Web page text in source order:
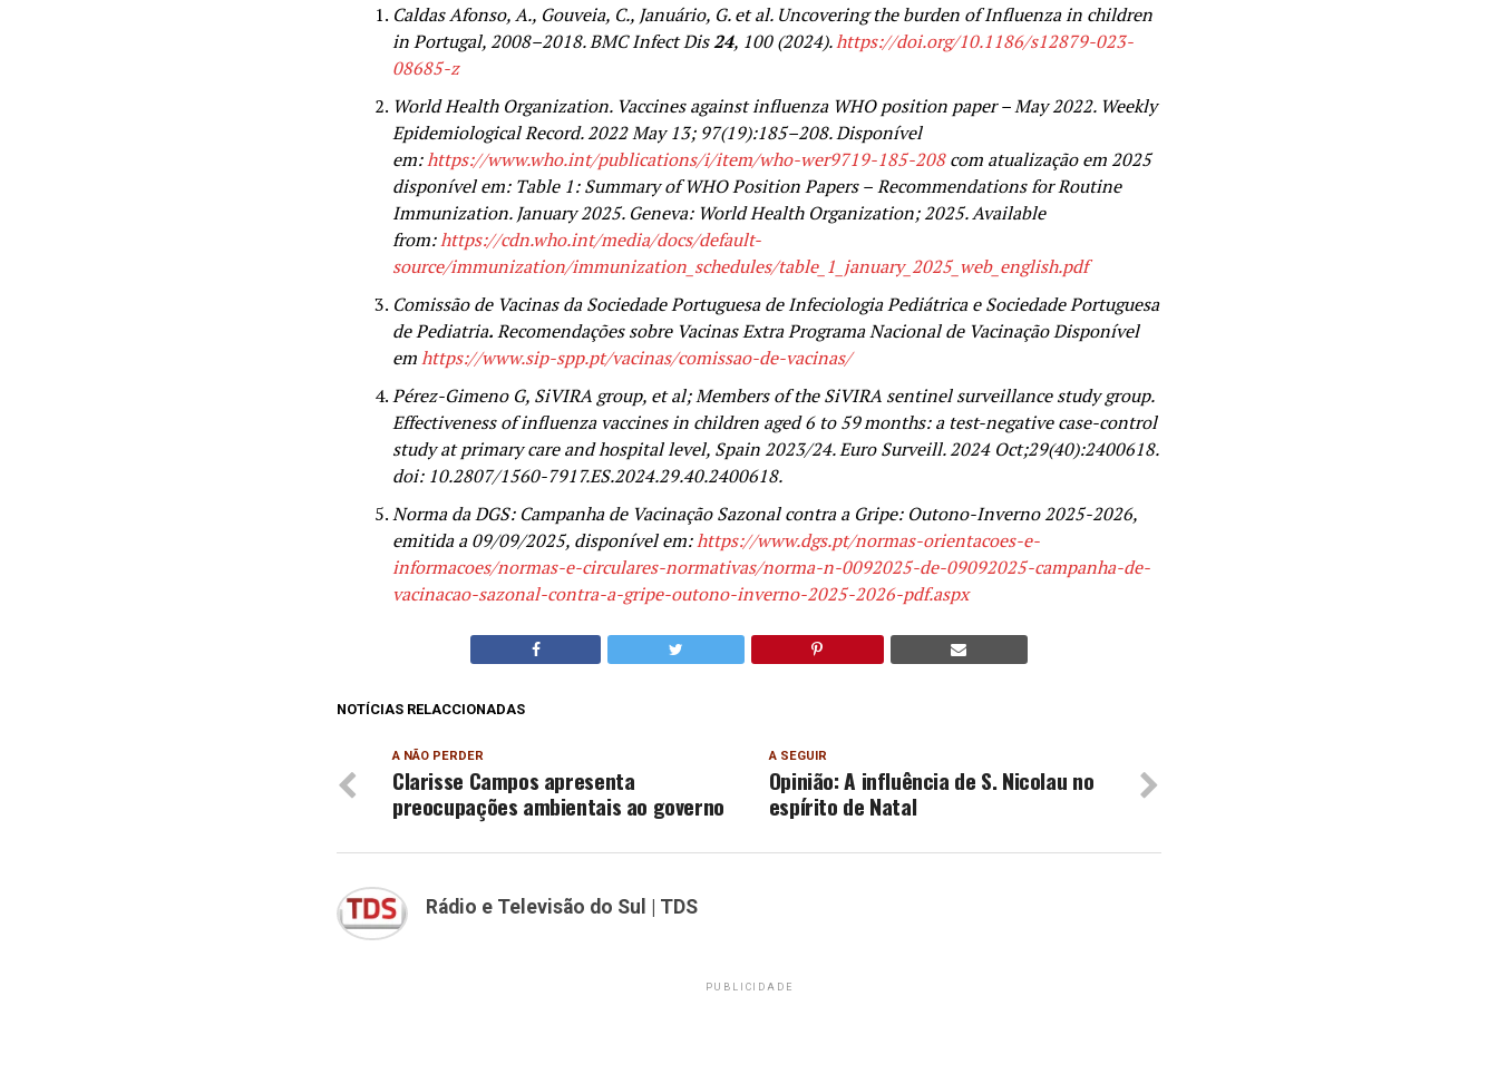
Caldas Afonso, A., Gouveia, C., Januário, G. et al. Uncovering the burden of Influenza in children
in Portugal, 2008–2018. BMC Infect Dis24, 100 (2024).https://doi.org/10.1186/s12879-023-
08685-z
World Health Organization. Vaccines against influenza WHO position paper – May 2022. Weekly
Epidemiological Record. 2022 May 13; 97(19):185–208. Disponível
em:https://www.who.int/publications/i/item/who-wer9719-185-208com atualização em 2025
disponível em: Table 1: Summary of WHO Position Papers –Recommendations for Routine
Immunization. January 2025. Geneva: World Health Organization; 2025. Available
from:https://cdn.who.int/media/docs/default-
source/immunization/immunization_schedules/table_1_january_2025_web_english.pdf
Comissão de Vacinas da Sociedade Portuguesa de Infeciologia Pediátrica e Sociedade Portuguesa
de Pediatria.Recomendações sobre Vacinas Extra Programa Nacional de Vacinação Disponível
emhttps://www.sip-spp.pt/vacinas/comissao-de-vacinas/
Pérez-Gimeno G, SiVIRA group, et al; Members of the SiVIRA sentinel surveillance study group.
Effectiveness of influenza vaccines in children aged 6 to 59 months: a test-negative case-control
study at primary care and hospital level, Spain 2023/24. Euro Surveill. 2024 Oct;29(40):2400618.
doi: 10.2807/1560-7917.ES.2024.29.40.2400618.
Norma da DGS: Campanha de Vacinação Sazonal contra a Gripe: Outono-Inverno 2025-2026,
emitida a 09/09/2025, disponível em:https://www.dgs.pt/normas-orientacoes-e-
informacoes/normas-e-circulares-normativas/norma-n-0092025-de-09092025-campanha-de-
vacinacao-sazonal-contra-a-gripe-outono-inverno-2025-2026-pdf.aspx
NOTÍCIAS RELACCIONADAS
A SEGUIR
Opinião: A influência de S. Nicolau no
espírito de Natal
A NÃO PERDER
Clarisse Campos apresenta
preocupações ambientais ao governo
Rádio e Televisão do Sul | TDS
PUBLICIDADE